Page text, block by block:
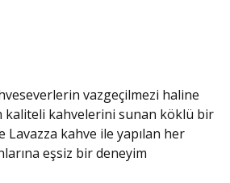
vazgeçilmezi haline
kaliteli kahvelerini sunan köklü bir
Lavazza kahve ile yapılan her
eşsiz bir deneyim